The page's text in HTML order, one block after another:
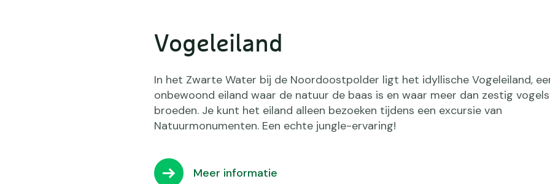
Vogeleiland
In het Zwarte Water bij de Noordoostpolder ligt het idyllische Vogeleiland,
onbewoond eiland waar de natuur de baas is en waar meer dan zestig
broeden. Je kunt het eiland alleen bezoeken tijdens een excursie van
Natuurmonumenten. Een echte jungle-ervaring!
Meer informatie